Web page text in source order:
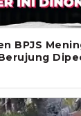
BPJS
Berujung